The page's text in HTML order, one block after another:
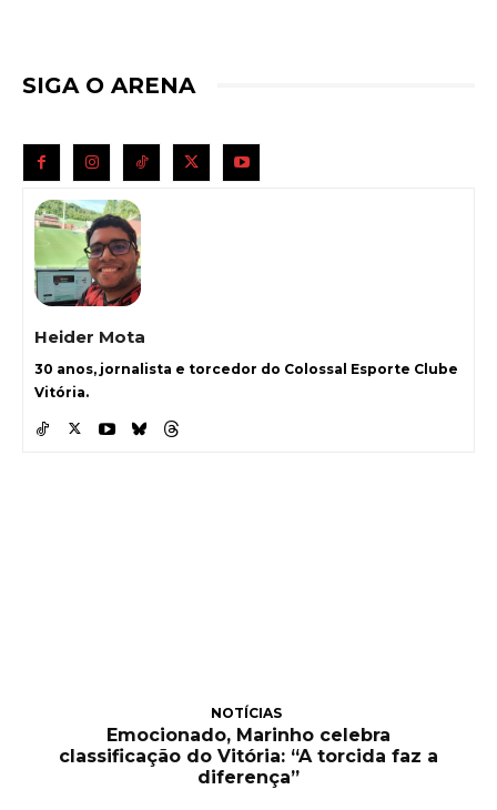
SIGA O ARENA
Heider Mota
30 anos, jornalista e torcedor do Colossal Esporte Clube
Vitória.
NOTÍCIAS
Emocionado, Marinho celebra
classificação do Vitória: “A torcida faz a
diferença”